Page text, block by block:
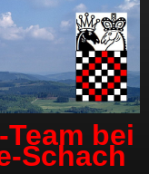
bei
Schach